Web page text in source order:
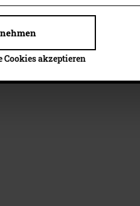
Cookies akzeptieren